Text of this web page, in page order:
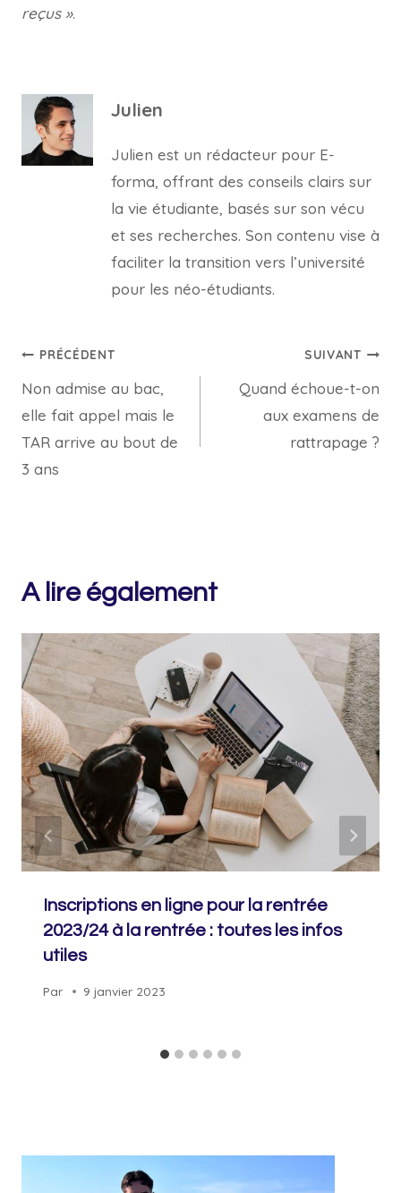
reçus ».
Julien
Julien est un rédacteur pour E-
forma, offrant des conseils clairs sur
la vie étudiante, basés sur son vécu
et ses recherches. Son contenu vise à
faciliter la transition vers l’université
pour les néo-étudiants.
Navigation
de
l’article
PRÉCÉDENT
Non admise au bac,
elle fait appel mais le
TAR arrive au bout de
3 ans
SUIVANT
Quand échoue-t-on
aux examens de
rattrapage ?
A lire également
Inscriptions en ligne pour la rentrée
2023/24 à la rentrée : toutes les infos
utiles
Par 9 janvier 2023